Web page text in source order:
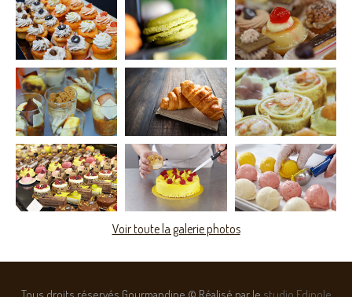
Voir toute la galerie photos